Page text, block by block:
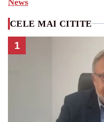
CELE MAI CITITE
1